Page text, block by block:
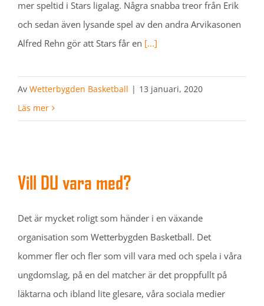
mer speltid i Stars ligalag. Några snabba treor från Erik
och sedan även lysande spel av den andra Arvikasonen
Alfred Rehn gör att Stars får en [...]
Av Wetterbygden Basketball | 13 januari, 2020
Läs mer
Vill DU vara med?
Det är mycket roligt som händer i en växande
organisation som Wetterbygden Basketball. Det
kommer fler och fler som vill vara med och spela i våra
ungdomslag, på en del matcher är det proppfullt på
läktarna och ibland lite glesare, våra sociala medier